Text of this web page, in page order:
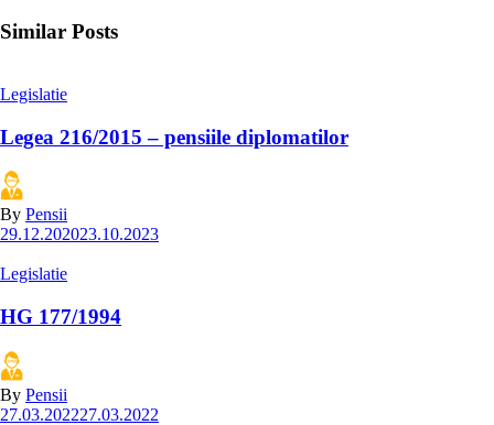
Similar Posts
Legislatie
Legea 216/2015 – pensiile diplomatilor
By Pensii
29.12.202023.10.2023
Legislatie
HG 177/1994
By Pensii
27.03.202227.03.2022